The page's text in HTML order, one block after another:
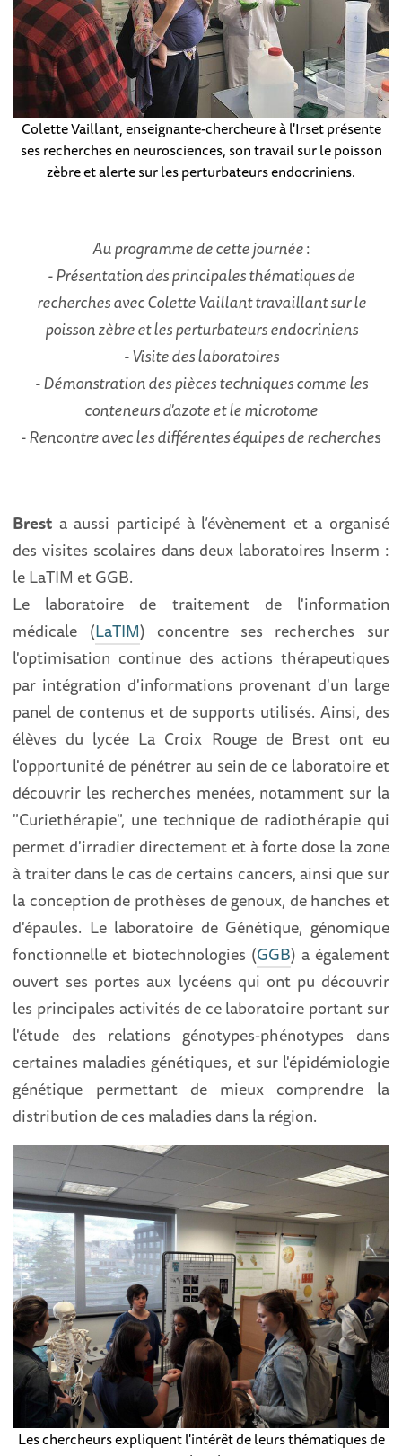
Colette Vaillant, enseignante-chercheure à l'Irset présente
ses recherches en neurosciences, son travail sur le poisson
zèbre et alerte sur les perturbateurs endocriniens.
Au programme de cette journée:
- Présentation des principales thématiques de
recherches avec Colette Vaillant travaillant sur le
poisson zèbre et les perturbateurs endocriniens
- Visite des laboratoires
- Démonstration des pièces techniques comme les
conteneurs d'azote et le microtome
- Rencontre avec les différentes équipes de recherches
Brest a aussi participé à l’évènement et a organisé
des visites scolaires dans deux laboratoires Inserm :
le LaTIM et GGB.
Le laboratoire de traitement de l'information
médicale (LaTIM) concentre ses recherches sur
l'optimisation continue des actions thérapeutiques
par intégration d'informations provenant d'un large
panel de contenus et de supports utilisés. Ainsi, des
élèves du lycée La Croix Rouge de Brest ont eu
l'opportunité de pénétrer au sein de ce laboratoire et
découvrir les recherches menées, notamment sur la
"Curiethérapie", une technique de radiothérapie qui
permet d'irradier directement et à forte dose la zone
à traiter dans le cas de certains cancers, ainsi que sur
la conception de prothèses de genoux, de hanches et
d'épaules. Le laboratoire de Génétique, génomique
fonctionnelle et biotechnologies (GGB) a également
ouvert ses portes aux lycéens qui ont pu découvrir
les principales activités de ce laboratoire portant sur
l'étude des relations génotypes-phénotypes dans
certaines maladies génétiques, et sur l'épidémiologie
génétique permettant de mieux comprendre la
distribution de ces maladies dans la région.
Les chercheurs expliquent l'intérêt de leurs thématiques de